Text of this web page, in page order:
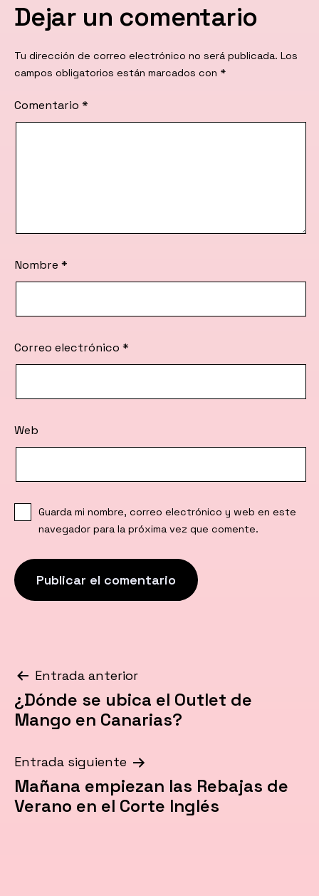
Dejar un comentario
Tu dirección de correo electrónico no será publicada. Los
campos obligatorios están marcados con *
Comentario *
Nombre *
Correo electrónico *
Web
Guarda mi nombre, correo electrónico y web en este
navegador para la próxima vez que comente.
Navegación
de
Entrada anterior
¿Dónde se ubica el Outlet de
Mango en Canarias?
Entrada siguiente
Mañana empiezan las Rebajas de
Verano en el Corte Inglés